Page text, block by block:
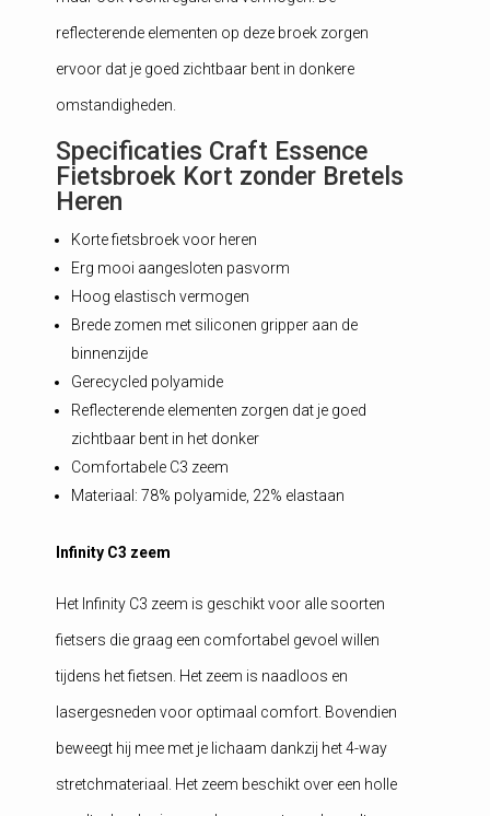
reflecterende elementen op deze broek zorgen
ervoor dat je goed zichtbaar bent in donkere
omstandigheden.
Specificaties Craft Essence
Fietsbroek Kort zonder Bretels
Heren
Korte fietsbroek voor heren
Erg mooi aangesloten pasvorm
Hoog elastisch vermogen
Brede zomen met siliconen gripper aan de
binnenzijde
Gerecycled polyamide
Reflecterende elementen zorgen dat je goed
zichtbaar bent in het donker
Comfortabele C3 zeem
Materiaal: 78% polyamide, 22% elastaan
Infinity C3 zeem
Het Infinity C3 zeem is geschikt voor alle soorten
fietsers die graag een comfortabel gevoel willen
tijdens het fietsen. Het zeem is naadloos en
lasergesneden voor optimaal comfort. Bovendien
beweegt hij mee met je lichaam dankzij het 4-way
stretchmateriaal. Het zeem beschikt over een holle